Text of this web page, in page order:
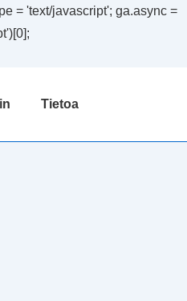
= 'text/javascript'; ga.async =
Tietoa